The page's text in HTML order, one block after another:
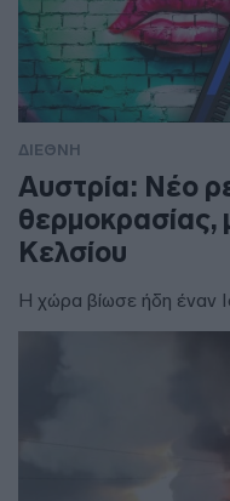
ΔΙΕΘΝΗ
Αυστρία: Νέο
θερμοκρασίας,
Κελσίου
Η χώρα βίωσε ήδη έναν